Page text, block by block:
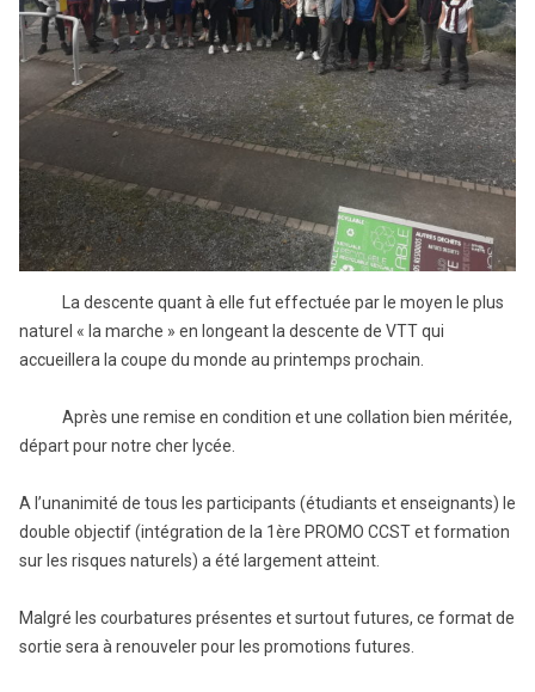
La descente quant à elle fut effectuée par le moyen le plus
naturel « la marche » en longeant la descente de VTT qui
accueillera la coupe du monde au printemps prochain.
Après une remise en condition et une collation bien méritée,
départ pour notre cher lycée.
A l’unanimité de tous les participants (étudiants et enseignants) le
double objectif (intégration de la 1ère PROMO CCST et formation
sur les risques naturels) a été largement atteint.
Malgré les courbatures présentes et surtout futures, ce format de
sortie sera à renouveler pour les promotions futures.